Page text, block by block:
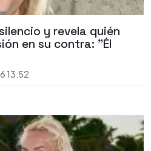
y revela quién
en su contra: "Él
13:52